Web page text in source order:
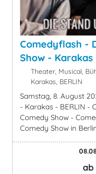
Comedyflash -
Show - Karakas
Theater, Musical,
Karakas, BERLIN
Samstag, 8. August
- Karakas - BERLIN -
Comedy Show -
Comedy Show in
ab